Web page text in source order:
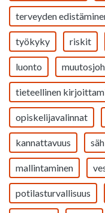
terveyden
työkyky riskit
luonto
tieteellinen
opiskelijavalinnat
kannattavuus
mallintaminen
potilasturvallisuus